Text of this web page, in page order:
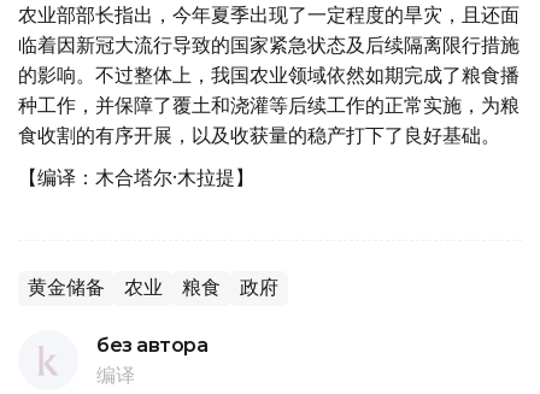
农业部部长指出，今年夏季出现了一定程度的旱灾，且还面
临着因新冠大流行导致的国家紧急状态及后续隔离限行措施
的影响。不过整体上，我国农业领域依然如期完成了粮食播
种工作，并保障了覆土和浇灌等后续工作的正常实施，为粮
食收割的有序开展，以及收获量的稳产打下了良好基础。
【编译：木合塔尔·木拉提】
黄金储备 农业 粮食 政府
без автора
编译